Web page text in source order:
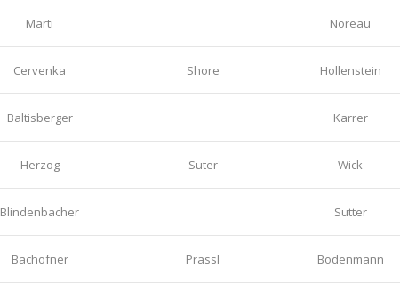
Marti Noreau
Cervenka Shore Hollenstein
Baltisberger Karrer
Herzog Suter Wick
Blindenbacher Sutter
Bachofner Prassl Bodenmann